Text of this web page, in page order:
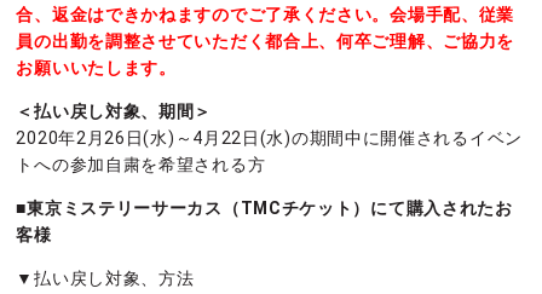
合、返金はできかねますのでご了承ください。会場手配、従業
員の出勤を調整させていただく都合上、何卒ご理解、ご協力を
お願いいたします。
＜払い戻し対象、期間＞
2020年2月26日(水)～4月22日(水)の期間中に開催されるイベン
トへの参加自粛を希望される方
■東京ミステリーサーカス（TMCチケット）にて購入されたお
客様
▼払い戻し対象、方法